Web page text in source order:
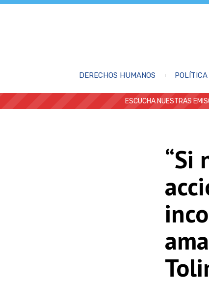
DERECHOS HUMANOS POLÍTICA
ESCUCHA NUESTRAS
“Si